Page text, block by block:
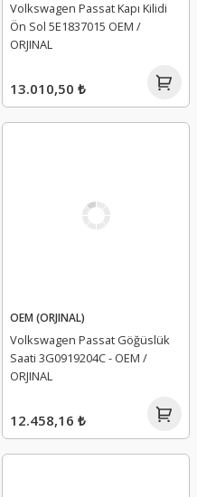
Volkswagen Passat Kapı Kilidi
Ön Sol 5E1837015 OEM /
ORJINAL
13.010,50 ₺
OEM (ORJINAL)
Volkswagen Passat Göğüslük
Saati 3G0919204C - OEM /
ORJINAL
12.458,16 ₺